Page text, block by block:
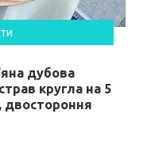
дубова
кругла на 5
двостороння